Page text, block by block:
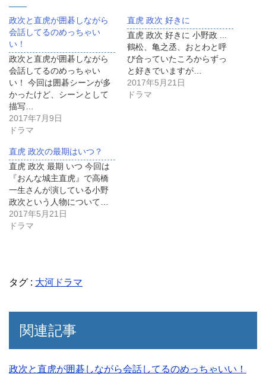
政次と直虎が囲碁しながら
会話してるのめっちゃい
い！
政次と直虎が囲碁しながら
会話してるのめっちゃい
い！ 今回は囲碁シーンが多
かったけど、シーンとして
描写…
2017年7月9日
ドラマ
直虎 政次 好きに
直虎 政次 好きに 小野政 ...
鶴松、亀之丞、おとわと呼
び合っていたころからずっ
と好きでいますが…
2017年5月21日
ドラマ
直虎 政次の最期はいつ？
直虎 政次 最期 いつ 今回は
『おんな城主直虎』で高橋
一生さんが演している小野
政次という人物について…
2017年5月21日
ドラマ
タグ : 大河ドラマ
関連記事
政次と直虎が囲碁しながら会話してるのめっちゃいい！